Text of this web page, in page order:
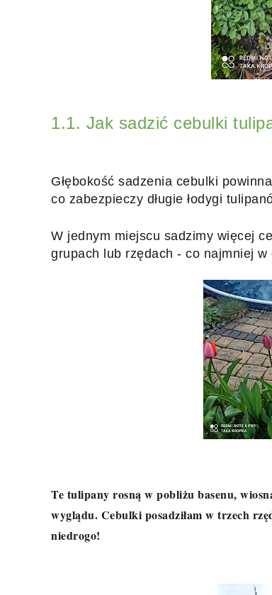
1.1. Jak sadzić cebulki
Głębokość sadzenia cebulki
co zabezpieczy długie łodygi
W jednym miejscu sadzimy więcej
grupach lub rzędach - co najmniej
Te tulipany rosną w pobliżu basenu,
wyglądu. Cebulki posadziłam w trzech
niedrogo!